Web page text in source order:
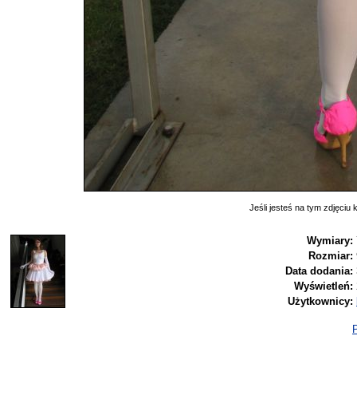
Jeśli jesteś na tym zdjęciu
Wymiary:
Rozmiar:
Data dodania:
Wyświetleń:
Użytkownicy: